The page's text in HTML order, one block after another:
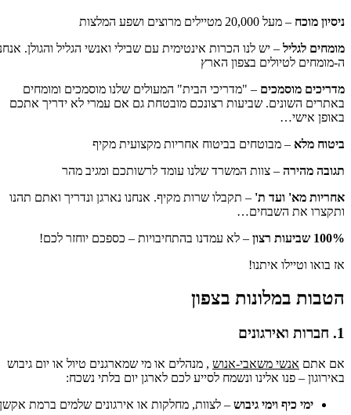
ניסיון מוכח– מעל 20,000 מטיילים מרוצים ושפע המלצות
מומחים לגליל– יש לנו הכרות אינטימית עם שבילי ואנשי הגליל והגולן. אנחנו
ה-מומחים לטיולים בצפון הארץ
מדריכים מוסמכים– "מדריכי הבית" המעולים שלנו מוסמכים ומומחים
באתרים השונים. שביעות רצונכם מובטחת גם אם עמרי לא ידריך אתכם
באופן אישי…
ביטוח מלא– מבוטחים בביטוח אחריות מקצועית מקיף
תגובה מהירה– צוות המשרד שלנו עומד לרשותכם ומגיב מהר
אחריות מא' ועד ת'– תקבלו שרות מקיף. אנחנו נארגן ונדריך ואתם תהנו
ותקצרו את השבחים…
100% שביעות רצון
– לא עמדנו בהתחיבויות – כספכם יוחזר לכם!
אז בואו וטיילו איתנו!
הטבות במלונות בצפון
אם אתםאנשי משאבי-אנוש, מנהלים או מי שמארגנים טיול או יום גיבוש
באירוגון – פנו אלינו ונשמח לסייע לכם לארגן יום בלתי נשכח:
ימי כיף וימי גיבוש– לצוות, מחלקות או אירגונים שלמים ברמת אקשן